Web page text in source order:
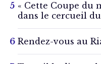
« Cette Coupe du
dans le cercueil
Rendez-vous au